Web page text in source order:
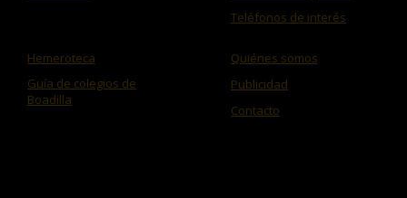
Teléfonos de interés
Hemeroteca
Guía de colegios de
Boadilla
Quiénes somos
Publicidad
Contacto